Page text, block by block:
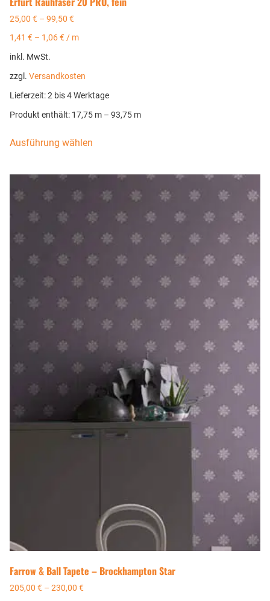
25,00 € – 99,50 €
1,41 € – 1,06€/ m
inkl. MwSt.
zzgl. Versandkosten
Lieferzeit:2 bis 4 Werktage
Produkt enthält: 17,75 m – 93,75 m
Ausführung wählen
Farrow & Ball Tapete – Brockhampton Star
205,00 € – 230,00 €